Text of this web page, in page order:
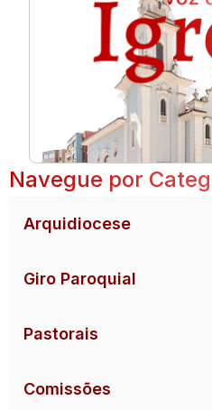
Navegue por
Arquidiocese
Giro Paroquial
Pastorais
Comissões